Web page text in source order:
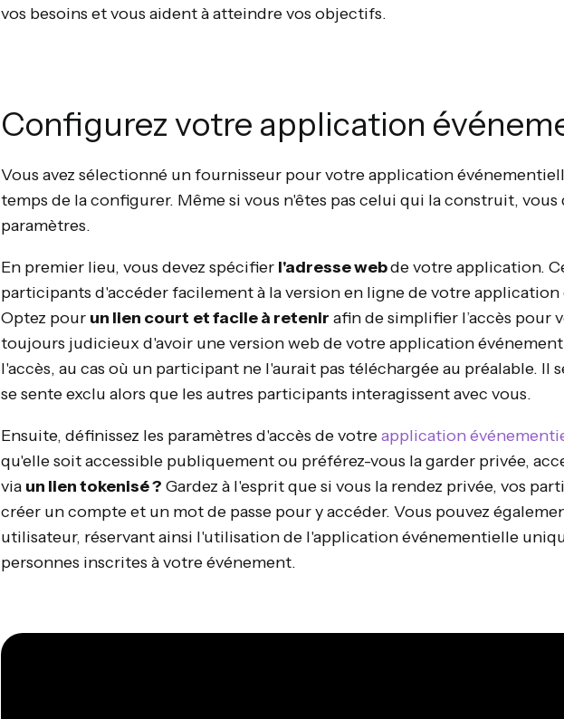
vos besoins et vous aident à atteindre vos objectifs.
Configurez votre application
Vous avez sélectionné un fournisseur pour votre application
temps de la configurer. Même si vous n'êtes pas celui qui la construit, vous
paramètres.
En premier lieu, vous devez spécifier l'adresse webde votre application.
participants d'accéder facilement à la version en ligne de votre
Optez pour un lien court et facile à retenir afin de simplifier l’accès pour
toujours judicieux d'avoir une version web de votre application
l'accès, au cas où un participant ne l'aurait pas téléchargée au préalable. Il
se sente exclu alors que les autres participants interagissent avec vous.
Ensuite, définissez les paramètres d'accès de votreapplication
qu'elle soit accessible publiquement ou préférez-vous la garder privée,
via un lien tokenisé ? Gardez à l'esprit que si vous la rendez privée, vos
créer un compte et un mot de passe pour y accéder. Vous pouvez
utilisateur, réservant ainsi l'utilisation de l'application événementielle
personnes inscrites à votre événement.